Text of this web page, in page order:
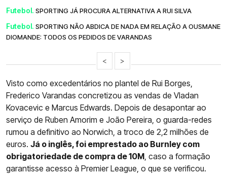
Futebol. SPORTING JÁ PROCURA ALTERNATIVA A RUI SILVA
Futebol. SPORTING NÃO ABDICA DE NADA EM RELAÇÃO A OUSMANE
DIOMANDE: TODOS OS PEDIDOS DE VARANDAS
< >
Visto como excedentários no plantel de Rui Borges,
Frederico Varandas concretizou as vendas de Vladan
Kovacevic e Marcus Edwards. Depois de desapontar ao
serviço de Ruben Amorim e João Pereira, o guarda-redes
rumou a definitivo ao Norwich, a troco de 2,2 milhões de
euros. Já o inglês, foi emprestado ao Burnley com
obrigatoriedade de compra de 10M, caso a formação
garantisse acesso à Premier League, o que se verificou.